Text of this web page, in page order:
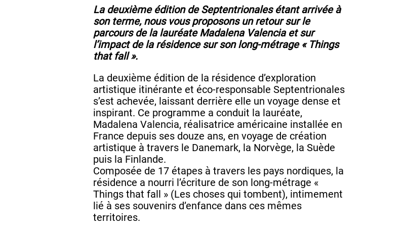
La deuxième édition de Septentrionales étant arrivée à
son terme, nous vous proposons un retour sur le
parcours de la lauréate Madalena Valencia et sur
l’impact de la résidence sur son long-métrage « Things
that fall ».
La deuxième édition de la résidence d’exploration
artistique itinérante et éco-responsable Septentrionales
s’est achevée, laissant derrière elle un voyage dense et
inspirant. Ce programme a conduit la lauréate,
Madalena Valencia, réalisatrice américaine installée en
France depuis ses douze ans, en voyage de création
artistique à travers le Danemark, la Norvège, la Suède
puis la Finlande.
Composée de 17 étapes à travers les pays nordiques, la
résidence a nourri l’écriture de son long-métrage «
Things that fall » (Les choses qui tombent), intimement
lié à ses souvenirs d’enfance dans ces mêmes
territoires.